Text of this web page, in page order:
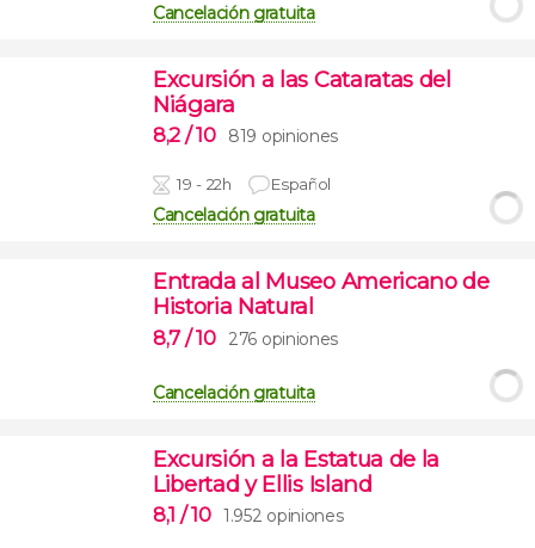
Cancelación gratuita
Excursión a las Cataratas del
Niágara
8,2 / 10 819 opiniones
19 - 22h Español
Cancelación gratuita
Entrada al Museo Americano de
Historia Natural
8,7 / 10 276 opiniones
Cancelación gratuita
Excursión a la Estatua de la
Libertad y Ellis Island
8,1 / 10 1.952 opiniones